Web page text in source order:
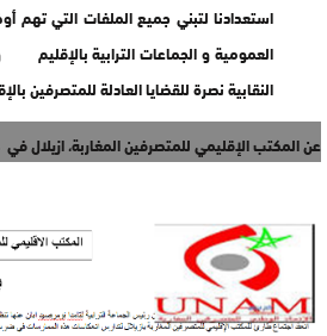
استعدادنا لتبني جميع الملفات التي تهم
العمومية و الجماعات الترابية
النقابية نصرة للقضايا العادلة للمتصرفين
عن المكتب الإقليمي للمتصرفين المغاربة، ازيلال في 4 يونيو 2016